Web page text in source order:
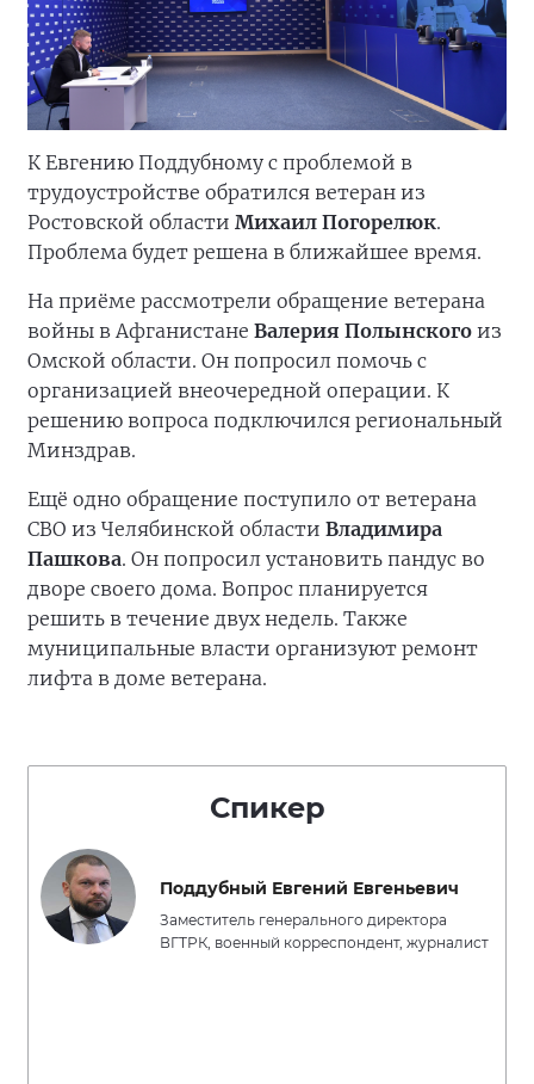
К Евгению Поддубному с проблемой в
трудоустройстве обратился ветеран из
Ростовской области Михаил Погорелюк.
Проблема будет решена в ближайшее время.
На приёме рассмотрели обращение ветерана
войны в Афганистане Валерия Полынского из
Омской области. Он попросил помочь с
организацией внеочередной операции. К
решению вопроса подключился региональный
Минздрав.
Ещё одно обращение поступило от ветерана
СВО из Челябинской области Владимира
Пашкова. Он попросил установить пандус во
дворе своего дома. Вопрос планируется
решить в течение двух недель. Также
муниципальные власти организуют ремонт
лифта в доме ветерана.
Спикер
Поддубный Евгений Евгеньевич
Заместитель генерального директора
ВГТРК, военный корреспондент, журналист